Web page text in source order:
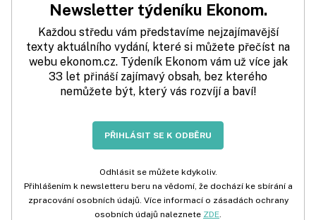
Newsletter týdeníku Ekonom.
Každou středu vám představíme nejzajímavější
texty aktuálního vydání, které si můžete přečíst na
webu ekonom.cz. Týdeník Ekonom vám už více jak
33 let přináší zajímavý obsah, bez kterého
nemůžete být, který vás rozvíjí a baví!
PŘIHLÁSIT SE K ODBĚRU
Odhlásit se můžete kdykoliv.
Přihlášením k newsletteru beru na vědomí, že dochází ke sbírání a
zpracování osobních údajů. Více informací o zásadách ochrany
osobních údajů naleznete ZDE.